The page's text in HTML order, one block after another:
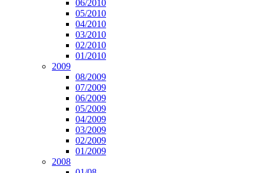
06/2010
05/2010
04/2010
03/2010
02/2010
01/2010
2009
08/2009
07/2009
06/2009
05/2009
04/2009
03/2009
02/2009
01/2009
2008